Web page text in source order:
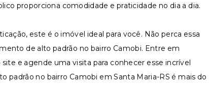
proporciona comodidade e praticidade no dia a dia.
este é o imóvel ideal para você. Não perca essa
de alto padrão no bairro Camobi. Entre em
e agende uma visita para conhecer esse incrível
padrão no bairro Camobi em Santa Maria-RS é mais do